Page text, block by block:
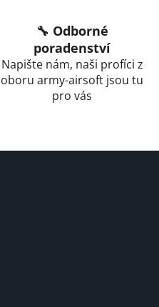
🔧 Odborné
poradenství
Napište nám, naši profíci z
oboru army-airsoft jsou tu
pro vás